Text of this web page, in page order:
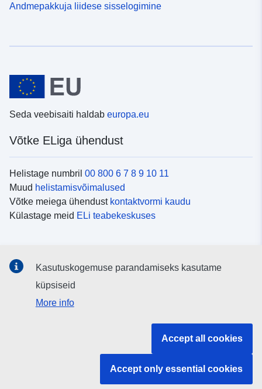
Andmepakkuja liidese sisselogimine
Seda veebisaiti haldab europa.eu
Võtke ELiga ühendust
Helistage numbril 00 800 6 7 8 9 10 11
Muud helistamisvõimalused
Võtke meiega ühendust kontaktvormi kaudu
Külastage meid ELi teabekeskuses
Otsige ELi teavet
ELi institutsioonid ja asutused
Kasutuskogemuse parandamiseks kasutame
küpsiseid
More info
Accept all cookies
Accept only essential cookies